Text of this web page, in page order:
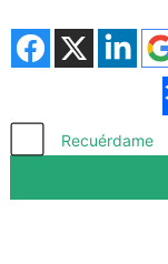
Recuérdame